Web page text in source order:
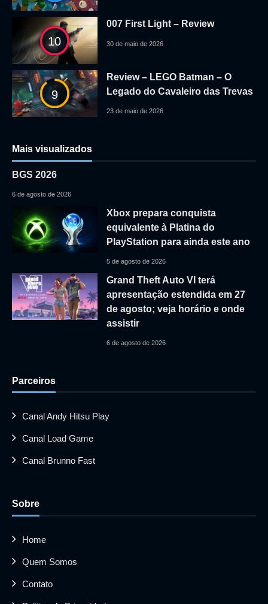
10
007 First Light – Review
30 de maio de 2026
9
Review – LEGO Batman – O
Legado do Cavaleiro das Trevas
23 de maio de 2026
Mais visualizados
BGS 2026
6 de agosto de 2026
Xbox prepara conquista
equivalente à Platina do
PlayStation para ainda este ano
5 de agosto de 2026
Grand Theft Auto VI terá
apresentação estendida em 27
de agosto; veja horário e onde
assistir
6 de agosto de 2026
Parceiros
Canal Andy Hitsu Play
Canal Load Game
Canal Brunno Fast
Sobre
Home
Quem Somos
Contato